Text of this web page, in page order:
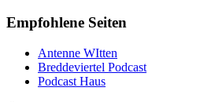
Empfohlene Seiten
Antenne WItten
Breddeviertel Podcast
Podcast Haus